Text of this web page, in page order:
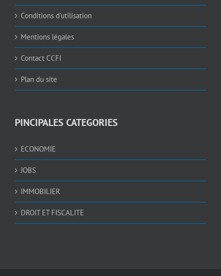
Conditions d’utilisation
Mentions légales
Contact CCFI
Plan du site
PINCIPALES CATEGORIES
ECONOMIE
JOBS
IMMOBILIER
DROIT ET FISCALITE